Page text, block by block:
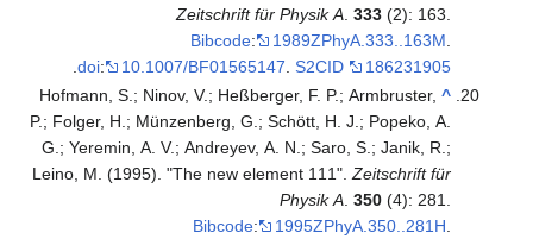
Zeitschrift für Physik A .333 (2): 163.
Bibcode: 1989ZPhyA.333..163M
doi: 10.1007/BF01565147 .S2CID 186231905
.
^
Hofmann, S.; Ninov, V.; Heßberger, F. P.; Armbruster,
P.; Folger, H.; Münzenberg, G.; Schött, H. J.; Popeko, A.
G.; Yeremin, A. V.; Andreyev, A. N.; Saro, S.; Janik, R.;
Leino, M. (1995). "The new element 111".Zeitschrift für
Physik A .350 (4): 281.
Bibcode: 1995ZPhyA.350..281H